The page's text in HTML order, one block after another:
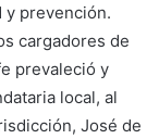
y prevención.
cargadores de
prevaleció y
local, al
José de